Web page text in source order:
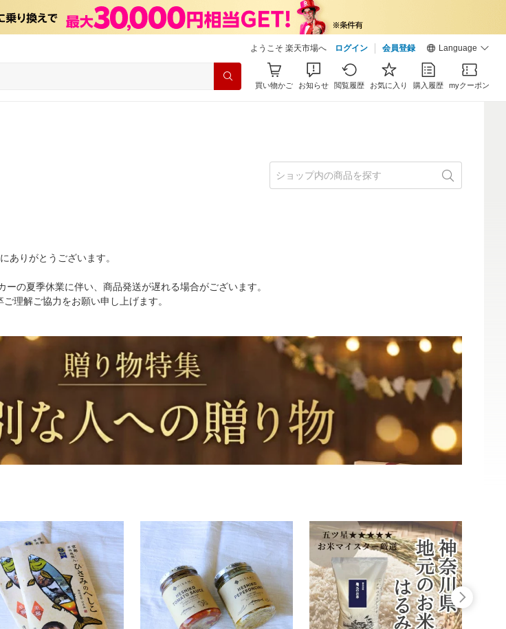
ようこそ 楽天市場へ ログイン 会員登録 Language
買い物かご お知らせ 閲覧履歴 お気に入り 購入履歴 myクーポン
ありがとうございます。
の夏季休業に伴い、商品発送が遅れる場合がございます。
理解ご協力をお願い申し上げます。